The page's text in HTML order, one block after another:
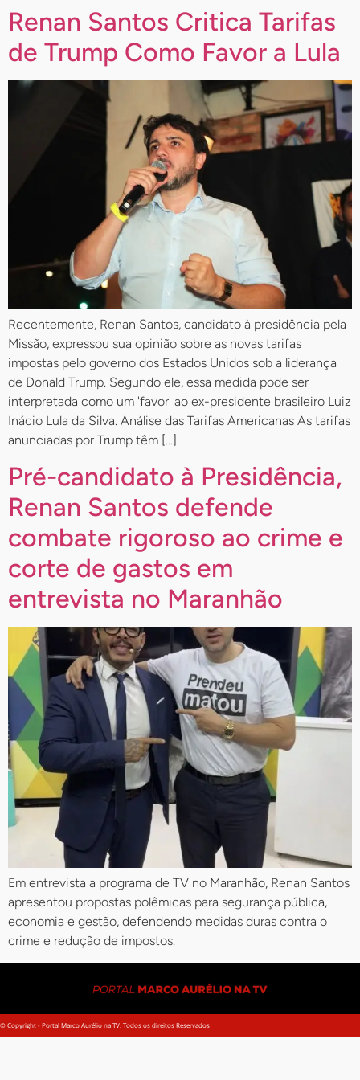
Renan Santos Critica Tarifas
de Trump Como Favor a Lula
Recentemente, Renan Santos, candidato à presidência pela
Missão, expressou sua opinião sobre as novas tarifas
impostas pelo governo dos Estados Unidos sob a liderança
de Donald Trump. Segundo ele, essa medida pode ser
interpretada como um 'favor' ao ex-presidente brasileiro Luiz
Inácio Lula da Silva. Análise das Tarifas Americanas As tarifas
anunciadas por Trump têm […]
Pré-candidato à Presidência,
Renan Santos defende
combate rigoroso ao crime e
corte de gastos em
entrevista no Maranhão
Em entrevista a programa de TV no Maranhão, Renan Santos
apresentou propostas polêmicas para segurança pública,
economia e gestão, defendendo medidas duras contra o
crime e redução de impostos.
© Copyright - Portal Marco Aurélio na TV. Todos os direitos Reservados